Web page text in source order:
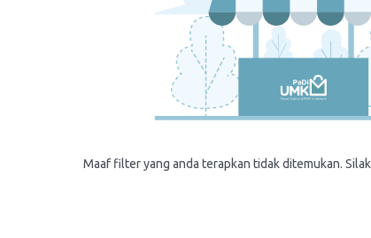
Maaf filter yang anda terapkan tidak ditemukan.